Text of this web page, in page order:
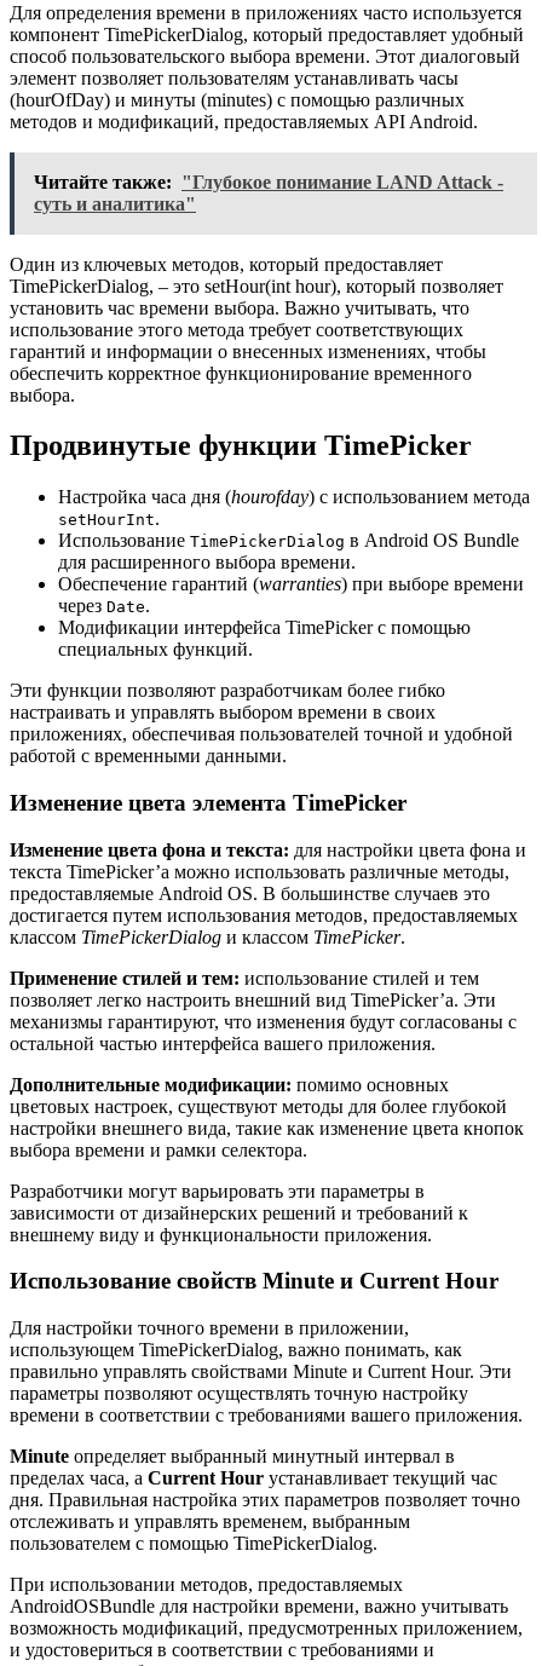
Для определения времени в приложениях часто используется
компонент TimePickerDialog, который предоставляет удобный
способ пользовательского выбора времени. Этот диалоговый
элемент позволяет пользователям устанавливать часы
(hourOfDay) и минуты (minutes) с помощью различных
методов и модификаций, предоставляемых API Android.
Читайте также: "Глубокое понимание LAND Attack -
суть и аналитика"
Один из ключевых методов, который предоставляет
TimePickerDialog, – это setHour(int hour), который позволяет
установить час времени выбора. Важно учитывать, что
использование этого метода требует соответствующих
гарантий и информации о внесенных изменениях, чтобы
обеспечить корректное функционирование временного
выбора.
Продвинутые функции TimePicker
Настройка часа дня (hourofday) с использованием метода
setHourInt.
Использование TimePickerDialog в Android OS Bundle
для расширенного выбора времени.
Обеспечение гарантий (warranties) при выборе времени
через Date.
Модификации интерфейса TimePicker с помощью
специальных функций.
Эти функции позволяют разработчикам более гибко
настраивать и управлять выбором времени в своих
приложениях, обеспечивая пользователей точной и удобной
работой с временными данными.
Изменение цвета элемента TimePicker
Изменение цвета фона и текста: для настройки цвета фона и
текста TimePicker’а можно использовать различные методы,
предоставляемые Android OS. В большинстве случаев это
достигается путем использования методов, предоставляемых
классом TimePickerDialog и классом TimePicker.
Применение стилей и тем: использование стилей и тем
позволяет легко настроить внешний вид TimePicker’а. Эти
механизмы гарантируют, что изменения будут согласованы с
остальной частью интерфейса вашего приложения.
Дополнительные модификации: помимо основных
цветовых настроек, существуют методы для более глубокой
настройки внешнего вида, такие как изменение цвета кнопок
выбора времени и рамки селектора.
Разработчики могут варьировать эти параметры в
зависимости от дизайнерских решений и требований к
внешнему виду и функциональности приложения.
Использование свойств Minute и Current Hour
Для настройки точного времени в приложении,
использующем TimePickerDialog, важно понимать, как
правильно управлять свойствами Minute и Current Hour. Эти
параметры позволяют осуществлять точную настройку
времени в соответствии с требованиями вашего приложения.
Minute определяет выбранный минутный интервал в
пределах часа, а Current Hour устанавливает текущий час
дня. Правильная настройка этих параметров позволяет точно
отслеживать и управлять временем, выбранным
пользователем с помощью TimePickerDialog.
При использовании методов, предоставляемых
AndroidOSBundle для настройки времени, важно учитывать
возможность модификаций, предусмотренных приложением,
и удостовериться в соответствии с требованиями и